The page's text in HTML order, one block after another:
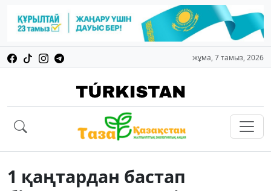
жұма, 7 тамыз, 2026
1 қаңтардан бастап